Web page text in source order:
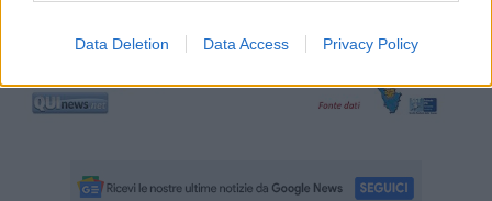
Data Deletion Data Access Privacy Policy